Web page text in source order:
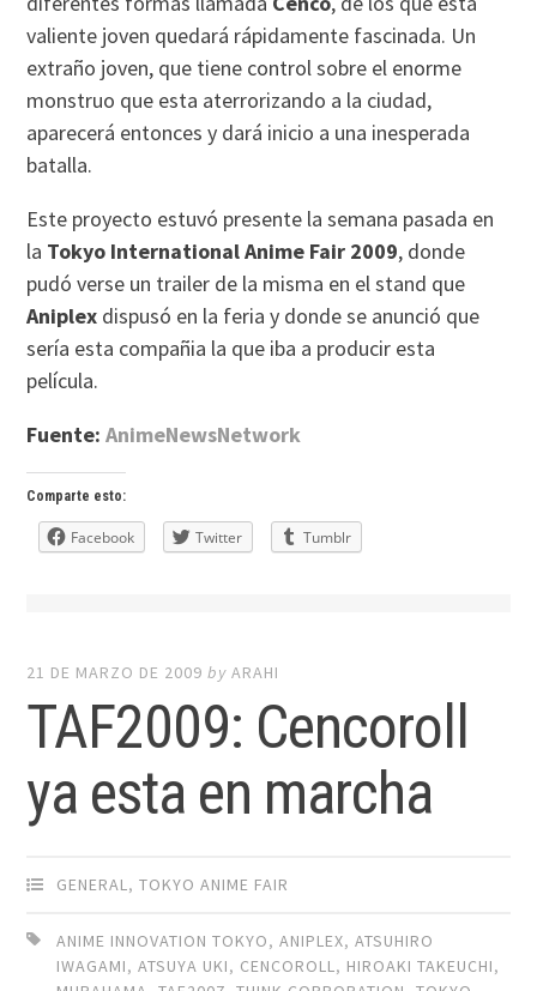
valiente joven quedará rápidamente fascinada. Un
extraño joven, que tiene control sobre el enorme
monstruo que esta aterrorizando a la ciudad,
aparecerá entonces y dará inicio a una inesperada
batalla.
Este proyecto estuvó presente la semana pasada en
la Tokyo International Anime Fair 2009, donde
pudó verse un trailer de la misma en el stand que
Aniplex dispusó en la feria y donde se anunció que
sería esta compañia la que iba a producir esta
película.
Fuente:AnimeNewsNetwork
Comparte esto:
Facebook Twitter Tumblr
21 DE MARZO DE 2009 byARAHI
TAF2009: Cencoroll
ya esta en marcha
GENERAL,TOKYO ANIME FAIR
ANIME INNOVATION TOKYO,ANIPLEX,ATSUHIRO
IWAGAMI,ATSUYA UKI, CENCOROLL, HIROAKI TAKEUCHI,